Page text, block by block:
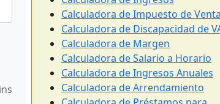
Calculadora de Impuesto de
Calculadora de Discapacidad de
Calculadora de Margen
Calculadora de Salario a Horario
Calculadora de Ingresos Anuales
Calculadora de Arrendamiento